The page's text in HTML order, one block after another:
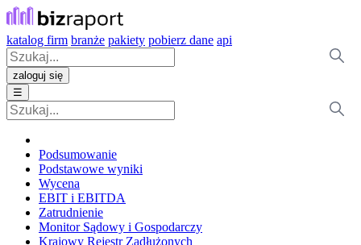
katalog firm branże pakiety pobierz dane api
zaloguj się
☰
Podsumowanie
Podstawowe wyniki
Wycena
EBIT i EBITDA
Zatrudnienie
Monitor Sądowy i Gospodarczy
Krajowy Rejestr Zadłużonych